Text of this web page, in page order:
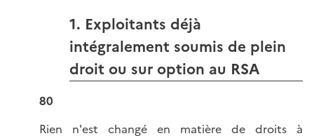
1. Exploitants déjà
intégralement soumis de plein
droit ou sur option au RSA
80
Rien n'est changé en matière de droits à